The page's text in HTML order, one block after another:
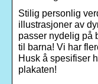
Stilig personlig
illustrasjoner av
passer nydelig på
til barna! Vi har
Husk å spesifiser
plakaten!